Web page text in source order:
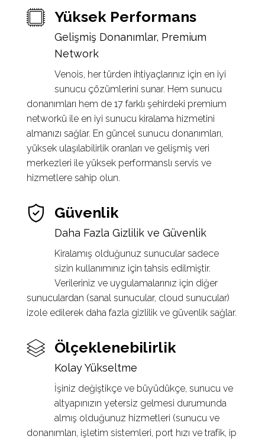
Yüksek Performans
Gelişmiş Donanımlar, Premium
Network
Venois, her türden ihtiyaçlarınız için en iyi
sunucu çözümlerini sunar. Hem sunucu
donanımları hem de 17 farklı şehirdeki premium
networkü ile en iyi sunucu kiralama hizmetini
almanızı sağlar. En güncel sunucu donanımları,
yüksek ulaşılabilirlik oranları ve gelişmiş veri
merkezleri ile yüksek performanslı servis ve
hizmetlere sahip olun.
Güvenlik
Daha Fazla Gizlilik ve Güvenlik
Kiralamış olduğunuz sunucular sadece
sizin kullanımınız için tahsis edilmiştir.
Verileriniz ve uygulamalarınız için diğer
sunuculardan (sanal sunucular, cloud sunucular)
izole edilerek daha fazla gizlilik ve güvenlik sağlar.
Ölçeklenebilirlik
Kolay Yükseltme
İşiniz değiştikçe ve büyüdükçe, sunucu ve
altyapınızın yetersiz gelmesi durumunda
almış olduğunuz hizmetleri (sunucu ve
donanımları, işletim sistemleri, port hızı ve trafik, ip